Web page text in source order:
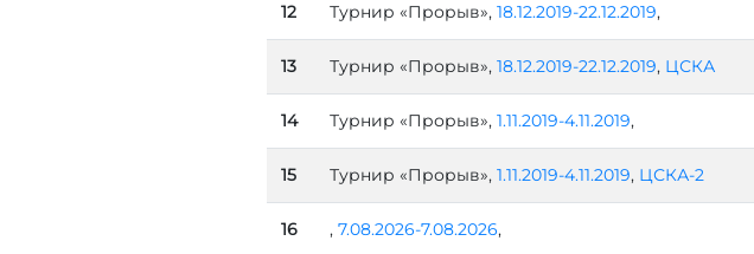
12 Турнир «Прорыв», 18.12.2019-22.12.2019,
13 Турнир «Прорыв», 18.12.2019-22.12.2019, ЦСКА
14 Турнир «Прорыв», 1.11.2019-4.11.2019,
15 Турнир «Прорыв», 1.11.2019-4.11.2019, ЦСКА-2
16 , 7.08.2026-7.08.2026,